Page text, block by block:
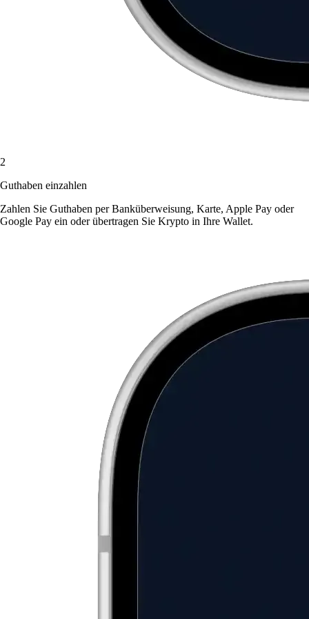
2
Guthaben einzahlen
Zahlen Sie Guthaben per Banküberweisung, Karte, Apple Pay oder
Google Pay ein oder übertragen Sie Krypto in Ihre Wallet.